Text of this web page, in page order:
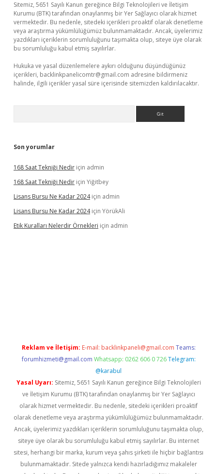
Sitemiz, 5651 Sayılı Kanun gereğince Bilgi Teknolojileri ve İletişim
Kurumu (BTK) tarafından onaylanmış bir Yer Sağlayıcı olarak hizmet
vermektedir. Bu nedenle, sitedeki içerikleri proaktif olarak denetleme
veya araştırma yükümlülüğümüz bulunmamaktadır. Ancak, üyelerimiz
yazdıkları içeriklerin sorumluluğunu taşımakta olup, siteye üye olarak
bu sorumluluğu kabul etmiş sayılırlar.
Hukuka ve yasal düzenlemelere aykırı olduğunu düşündüğünüz
içerikleri, backlinkpanelicomtr@gmail.com adresine bildirmeniz
halinde, ilgili içerikler yasal süre içerisinde sitemizden kaldırılacaktır.
Son yorumlar
168 Saat Tekniği Nedir için admin
168 Saat Tekniği Nedir için Yiğitbey
Lisans Bursu Ne Kadar 2024için admin
Lisans Bursu Ne Kadar 2024için YörükAli
Etik Kuralları Nelerdir Örnekleri için admin
Reklam ve İletişim: E-mail: backlinkpaneli@gmail.com Teams:
forumhizmeti@gmail.com Whatsapp: 0262 606 0 726 Telegram:
@karabul
Yasal Uyarı: Sitemiz, 5651 Sayılı Kanun gereğince Bilgi Teknolojileri
ve İletişim Kurumu (BTK) tarafından onaylanmış bir Yer Sağlayıcı
olarak hizmet vermektedir. Bu nedenle, sitedeki içerikleri proaktif
olarak denetleme veya araştırma yükümlülüğümüz bulunmamaktadır.
Ancak, üyelerimiz yazdıkları içeriklerin sorumluluğunu taşımakta olup,
siteye üye olarak bu sorumluluğu kabul etmiş sayılırlar. Bu internet
sitesi, herhangi bir marka, kurum veya şahıs şirketi ile hiçbir bağlantısı
bulunmamaktadır. Sitede yalnızca kendi hazırladığımız makaleler